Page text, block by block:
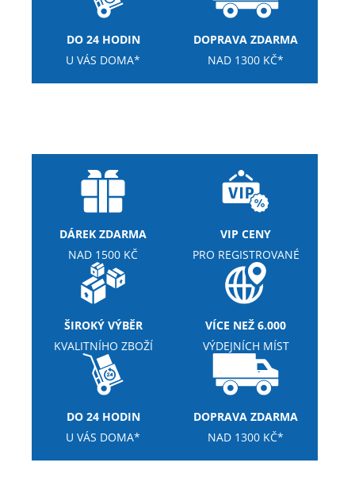
DO 24 HODIN
U VÁS DOMA*
DOPRAVA ZDARMA
NAD 1300 KČ*
DÁREK ZDARMA
NAD 1500 KČ
VIP CENY
PRO REGISTROVANÉ
ŠIROKÝ VÝBĚR
KVALITNÍHO ZBOŽÍ
VÍCE NEŽ 6.000
VÝDEJNÍCH MÍST
DO 24 HODIN
U VÁS DOMA*
DOPRAVA ZDARMA
NAD 1300 KČ*